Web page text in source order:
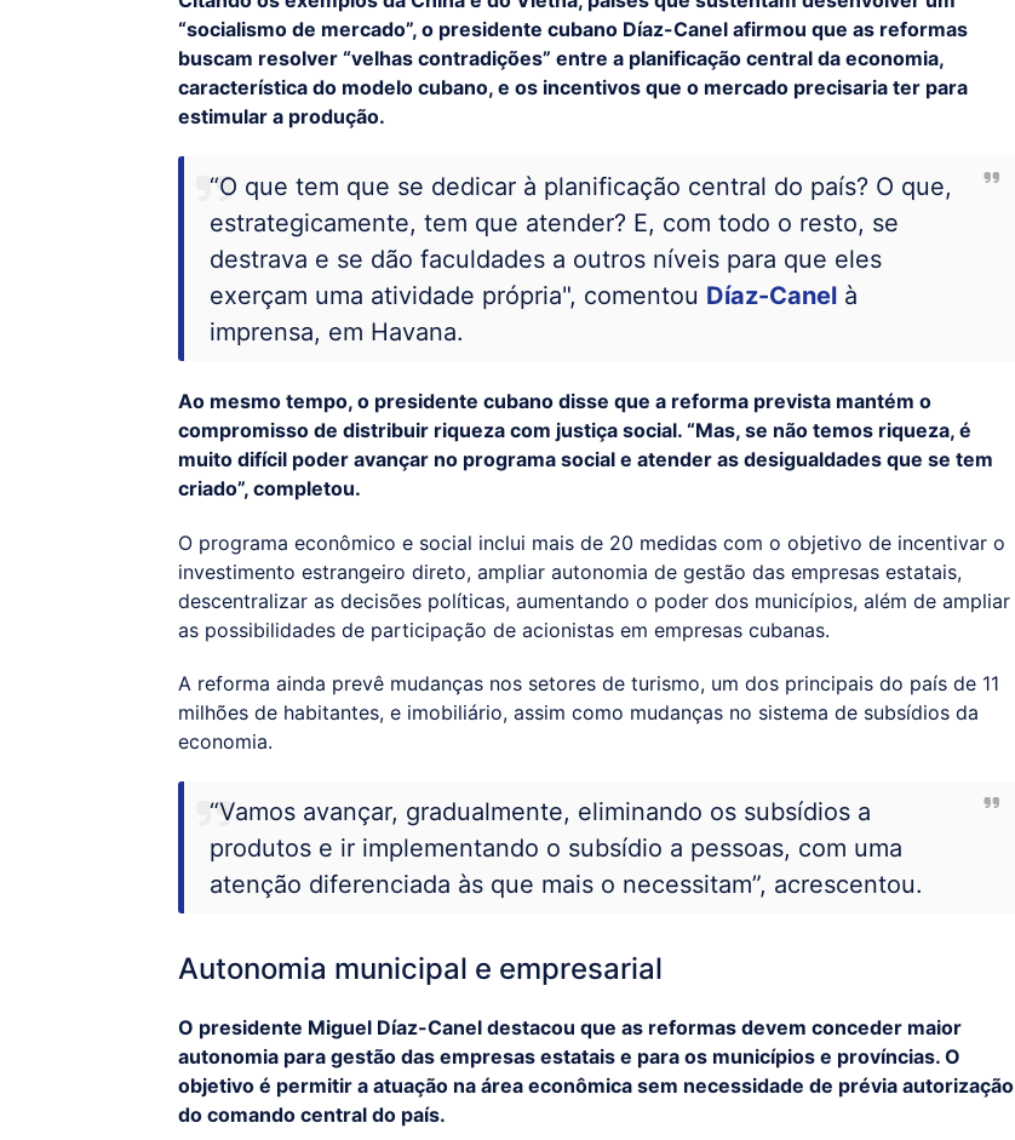
“socialismo de mercado”, o presidente cubano Díaz-Canel afirmou que as reformas
buscam resolver “velhas contradições” entre a planificação central da economia,
característica do modelo cubano, e os incentivos que o mercado precisaria ter para
estimular a produção.
“O que tem que se dedicar à planificação central do país? O que,
estrategicamente, tem que atender? E, com todo o resto, se
destrava e se dão faculdades a outros níveis para que eles
exerçam uma atividade própria", comentou Díaz-Canelà
imprensa, em Havana.
Ao mesmo tempo, o presidente cubano disse que a reforma prevista mantém o
compromisso de distribuir riqueza com justiça social. “Mas, se não temos riqueza, é
muito difícil poder avançar no programa social e atender as desigualdades que se tem
criado”, completou.
O programa econômico e social inclui mais de 20 medidas com o objetivo de incentivar o
investimento estrangeiro direto, ampliar autonomia de gestão das empresas estatais,
descentralizar as decisões políticas, aumentando o poder dos municípios, além de ampliar
as possibilidades de participação de acionistas em empresas cubanas.
A reforma ainda prevê mudanças nos setores de turismo, um dos principais do país de 11
milhões de habitantes, e imobiliário, assim como mudanças no sistema de subsídios da
economia.
“Vamos avançar, gradualmente, eliminando os subsídios a
produtos e ir implementando o subsídio a pessoas, com uma
atenção diferenciada às que mais o necessitam”, acrescentou.
Autonomia municipal e empresarial
O presidente Miguel Díaz-Canel destacou que as reformas devem conceder maior
autonomia para gestão das empresas estatais e para os municípios e províncias. O
objetivo é permitir a atuação na área econômica sem necessidade de prévia autorização
do comando central do país.